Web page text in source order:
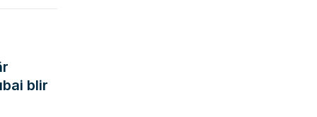
blir